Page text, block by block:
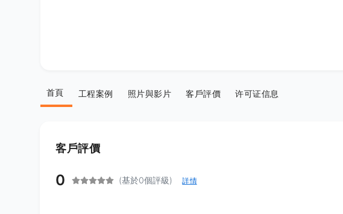
首頁 工程案例 照片與影片 客戶評價 许可证信息
客戶評價
0 (基於0個評級) 詳情